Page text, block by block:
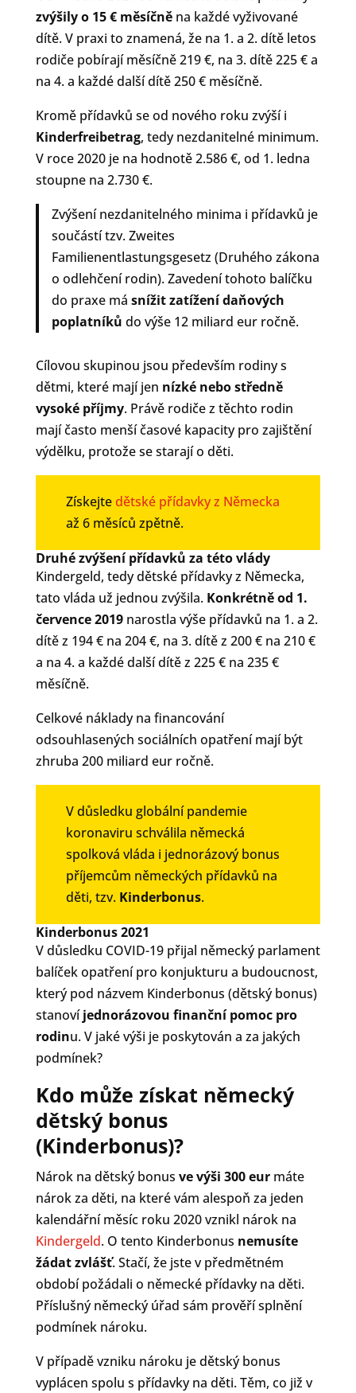
zvýšily o 15 € měsíčněna každé vyživované
dítě. V praxi to znamená, že na 1. a 2. dítě letos
rodiče pobírají měsíčně 219 €, na 3. dítě 225 € a
na 4. a každé další dítě 250 € měsíčně.
Kromě přídavků se od nového roku zvýší i
Kinderfreibetrag, tedy nezdanitelné minimum.
V roce 2020 je na hodnotě 2.586 €, od 1. ledna
stoupne na 2.730 €.
Zvýšení nezdanitelného minima i přídavků je
součástí tzv. Zweites
Familienentlastungsgesetz (Druhého zákona
o odlehčení rodin). Zavedení tohoto balíčku
do praxe má snížit zatížení daňových
poplatníků do výše 12 miliard eur ročně.
Cílovou skupinou jsou především rodiny s
dětmi, které mají jen nízké nebo středně
vysoké příjmy. Právě rodiče z těchto rodin
mají často menší časové kapacity pro zajištění
výdělku, protože se starají o děti.
Získejte dětské přídavky z Německa
až 6 měsíců zpětně.
Druhé zvýšení přídavků za této vlády
Kindergeld, tedy dětské přídavky z Německa,
tato vláda už jednou zvýšila. Konkrétně od 1.
července 2019narostla výše přídavků na 1. a 2.
dítě z 194 € na 204 €, na 3. dítě z 200 € na 210 €
a na 4. a každé další dítě z 225 € na 235 €
měsíčně.
Celkové náklady na financování
odsouhlasených sociálních opatření mají být
zhruba 200 miliard eur ročně.
V důsledku globální pandemie
koronaviru schválila německá
spolková vláda i jednorázový bonus
příjemcům německých přídavků na
děti, tzv. Kinderbonus.
Kinderbonus 2021
V důsledku COVID-19 přijal německý parlament
balíček opatření pro konjukturu a budoucnost,
který pod názvem Kinderbonus (dětský bonus)
stanovíjednorázovou finanční pomoc pro
rodinu. V jaké výši je poskytován a za jakých
podmínek?
Kdo může získat německý
dětský bonus
(Kinderbonus)?
Nárok na dětský bonus ve výši 300 eurmáte
nárok za děti, na které vám alespoň za jeden
kalendářní měsíc roku 2020 vznikl nárok na
Kindergeld. O tento Kinderbonus nemusíte
žádat zvlášť. Stačí, že jste v předmětném
období požádali o německé přídavky na děti.
Příslušný německý úřad sám prověří splnění
podmínek nároku.
V případě vzniku nároku je dětský bonus
vyplácen spolu s přídavky na děti. Těm, co již v